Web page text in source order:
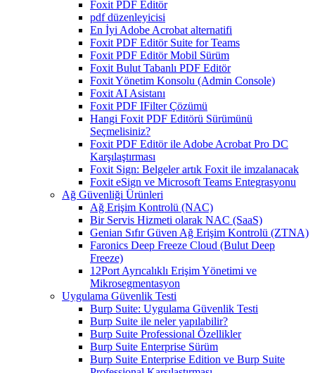
Foxit PDF Editör
pdf düzenleyicisi
En İyi Adobe Acrobat alternatifi
Foxit PDF Editör Suite for Teams
Foxit PDF Editör Mobil Sürüm
Foxit Bulut Tabanlı PDF Editör
Foxit Yönetim Konsolu (Admin Console)
Foxit AI Asistanı
Foxit PDF IFilter Çözümü
Hangi Foxit PDF Editörü Sürümünü
Seçmelisiniz?
Foxit PDF Editör ile Adobe Acrobat Pro DC
Karşılaştırması
Foxit Sign: Belgeler artık Foxit ile imzalanacak
Foxit eSign ve Microsoft Teams Entegrasyonu
Ağ Güvenliği Ürünleri
Ağ Erişim Kontrolü (NAC)
Bir Servis Hizmeti olarak NAC (SaaS)
Genian Sıfır Güven Ağ Erişim Kontrolü (ZTNA)
Faronics Deep Freeze Cloud (Bulut Deep
Freeze)
12Port Ayrıcalıklı Erişim Yönetimi ve
Mikrosegmentasyon
Uygulama Güvenlik Testi
Burp Suite: Uygulama Güvenlik Testi
Burp Suite ile neler yapılabilir?
Burp Suite Professional Özellikler
Burp Suite Enterprise Sürüm
Burp Suite Enterprise Edition ve Burp Suite